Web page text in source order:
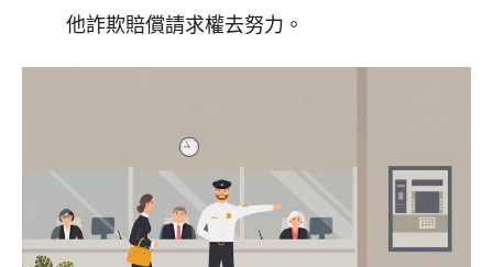
他詐欺賠償請求權去努力。